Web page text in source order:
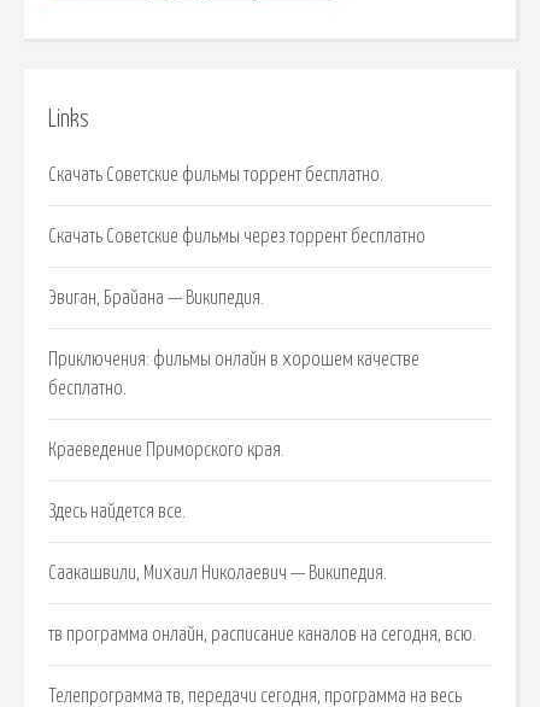
Links
Скачать Советские фильмы торрент бесплатно.
Скачать Советские фильмы через торрент бесплатно
Эвиган, Брайана — Википедия.
Приключения: фильмы онлайн в хорошем качестве
бесплатно.
Краеведение Приморского края.
Здесь найдется все.
Саакашвили, Михаил Николаевич — Википедия.
тв программа онлайн, расписание каналов на сегодня, всю.
Телепрограмма тв, передачи сегодня, программа на весь